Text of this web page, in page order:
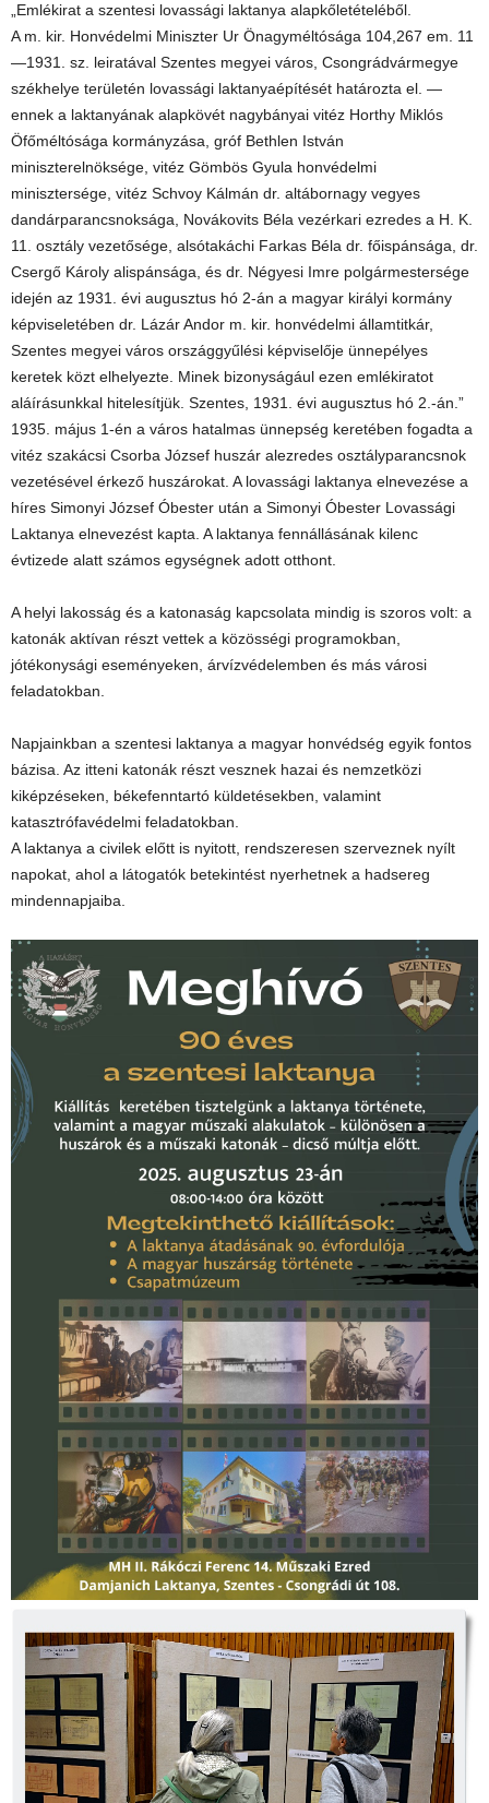
„Emlékirat a szentesi lovassági laktanya alapkőletételéből.
A m. kir. Honvédelmi Miniszter Ur Önagyméltósága 104,267 em. 11
—1931. sz. leiratával Szentes megyei város, Csongrádvármegye
székhelye területén lovassági laktanyaépítését határozta el. —
ennek a laktanyának alapkövét nagybányai vitéz Horthy Miklós
Öfőméltósága kormányzása, gróf Bethlen István
miniszterelnöksége, vitéz Gömbös Gyula honvédelmi
minisztersége, vitéz Schvoy Kálmán dr. altábornagy vegyes
dandárparancsnoksága, Novákovits Béla vezérkari ezredes a H. K.
11. osztály vezetősége, alsótakáchi Farkas Béla dr. főispánsága, dr.
Csergő Károly alispánsága, és dr. Négyesi Imre polgármestersége
idején az 1931. évi augusztus hó 2-án a magyar királyi kormány
képviseletében dr. Lázár Andor m. kir. honvédelmi államtitkár,
Szentes megyei város országgyűlési képviselője ünnepélyes
keretek közt elhelyezte. Minek bizonyságául ezen emlékiratot
aláírásunkkal hitelesítjük. Szentes, 1931. évi augusztus hó 2.-án.”
1935. május 1-én a város hatalmas ünnepség keretében fogadta a
vitéz szakácsi Csorba József huszár alezredes osztályparancsnok
vezetésével érkező huszárokat. A lovassági laktanya elnevezése a
híres Simonyi József Óbester után a Simonyi Óbester Lovassági
Laktanya elnevezést kapta. A laktanya fennállásának kilenc
évtizede alatt számos egységnek adott otthont.
A helyi lakosság és a katonaság kapcsolata mindig is szoros volt: a
katonák aktívan részt vettek a közösségi programokban,
jótékonysági eseményeken, árvízvédelemben és más városi
feladatokban.
Napjainkban a szentesi laktanya a magyar honvédség egyik fontos
bázisa. Az itteni katonák részt vesznek hazai és nemzetközi
kiképzéseken, békefenntartó küldetésekben, valamint
katasztrófavédelmi feladatokban.
A laktanya a civilek előtt is nyitott, rendszeresen szerveznek nyílt
napokat, ahol a látogatók betekintést nyerhetnek a hadsereg
mindennapjaiba.